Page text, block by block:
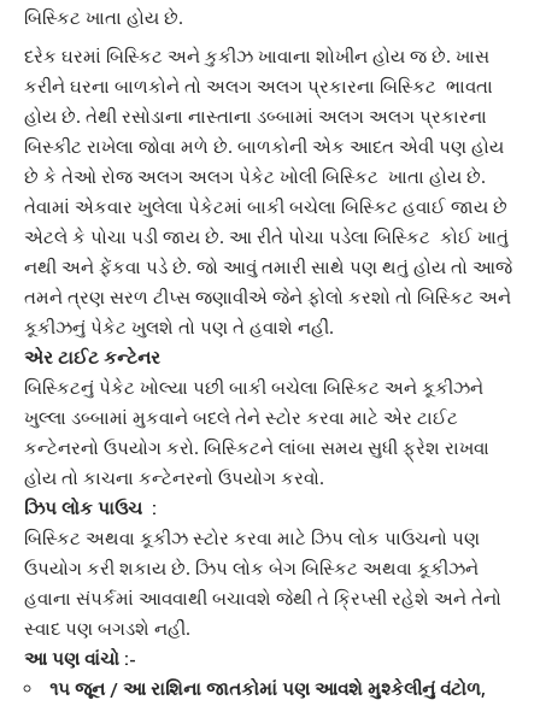
બિસ્કિટ ખાતા હોય છે.
દરેક ઘરમાં બિસ્કિટ અને કુકીઝ ખાવાના શોખીન હોય જ છે. ખાસ
કરીને ઘરના બાળકોને તો અલગ અલગ પ્રકારના બિસ્કિટ ભાવતા
હોય છે. તેથી રસોડાના નાસ્તાના ડબ્બામાં અલગ અલગ પ્રકારના
બિસ્કીટ રાખેલા જોવા મળે છે. બાળકોની એક આદત એવી પણ હોય
છે કે તેઓ રોજ અલગ અલગ પેકેટ ખોલી બિસ્કિટ ખાતા હોય છે.
તેવામાં એકવાર ખુલેલા પેકેટમાં બાકી બચેલા બિસ્કિટ હવાઈ જાય છે
એટલે કે પોચા પડી જાય છે. આ રીતે પોચા પડેલા બિસ્કિટ કોઈ ખાતું
નથી અને ફેંકવા પડે છે. જો આવું તમારી સાથે પણ થતું હોય તો આજે
તમને ત્રણ સરળ ટીપ્સ જણાવીએ જેને ફોલો કરશો તો બિસ્કિટ અને
કૂકીઝનું પેકેટ ખુલશે તો પણ તે હવાશે નહીં.
એર ટાઈટ કન્ટેનર
બિસ્કિટનું પેકેટ ખોલ્યા પછી બાકી બચેલા બિસ્કિટ અને કૂકીઝને
ખુલ્લા ડબ્બામાં મુકવાને બદલે તેને સ્ટોર કરવા માટે એર ટાઈટ
કન્ટેનરનો ઉપયોગ કરો. બિસ્કિટને લાંબા સમય સુધી ફ્રેશ રાખવા
હોય તો કાચના કન્ટેનરનો ઉપયોગ કરવો.
ઝિપ લોક પાઉચ :
બિસ્કિટ અથવા કૂકીઝ સ્ટોર કરવા માટે ઝિપ લોક પાઉચનો પણ
ઉપયોગ કરી શકાય છે. ઝિપ લોક બેગ બિસ્કિટ અથવા કૂકીઝને
હવાના સંપર્કમાં આવવાથી બચાવશે જેથી તે ક્રિપ્સી રહેશે અને તેનો
સ્વાદ પણ બગડશે નહીં.
આ પણ વાંચો :-
૧૫ જૂન / આ રાશિના જાતકોમાં પણ આવશે મુશ્કેલીનું વંટોળ,